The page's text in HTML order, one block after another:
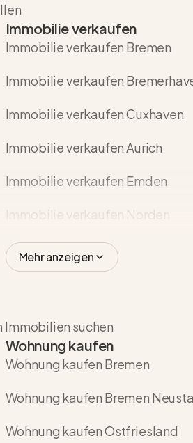
Immobilie verkaufen
Immobilie verkaufen Bremen
Immobilie verkaufen
Immobilie verkaufen Cuxhaven
Immobilie verkaufen Aurich
Immobilie verkaufen Emden
Immobilie verkaufen Norden
Mehr anzeigen
Immobilien suchen
Wohnung kaufen
Wohnung kaufen Bremen
Wohnung kaufen Bremen
Wohnung kaufen Ostfriesland